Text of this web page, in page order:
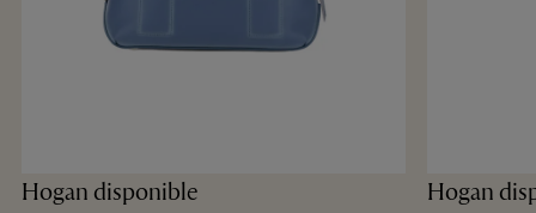
Hogan disponible
Hogan